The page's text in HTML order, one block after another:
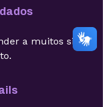
a muitos sites